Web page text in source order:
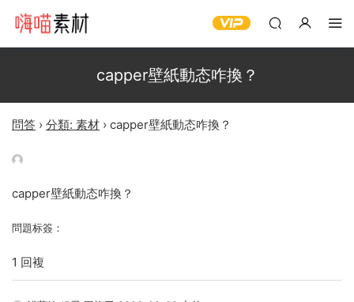
capper壁紙動态咋換？
問答 › 分類: 素材 › capper壁紙動态咋換？
capper壁紙動态咋換？
問題标簽：
1 回複